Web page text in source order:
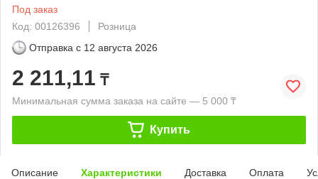
Под заказ
Код: 00126396
Розница
Отправка с 12 августа 2026
2 211,11 ₸
Минимальная сумма заказа на сайте — 5 000 ₸
Купить
Описание Характеристики Доставка Оплата